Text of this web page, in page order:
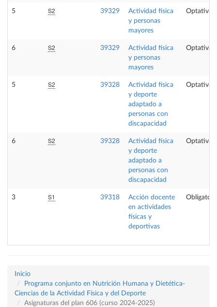
5 S2 39329
Actividad física
y personas
mayores
Optativa
6 S2 39329
Actividad física
y personas
mayores
Optativa
5 S2 39328
Actividad física
y deporte
adaptado a
personas con
discapacidad
Optativa
6 S2 39328
Actividad física
y deporte
adaptado a
personas con
discapacidad
Optativa
3 S1 39318
Acción docente
en actividades
físicas y
deportivas
Inicio
Programa conjunto en Nutrición Humana y Dietética-
Ciencias de la Actividad Física y del Deporte
Asignaturas del plan 606 (curso 2024-2025)